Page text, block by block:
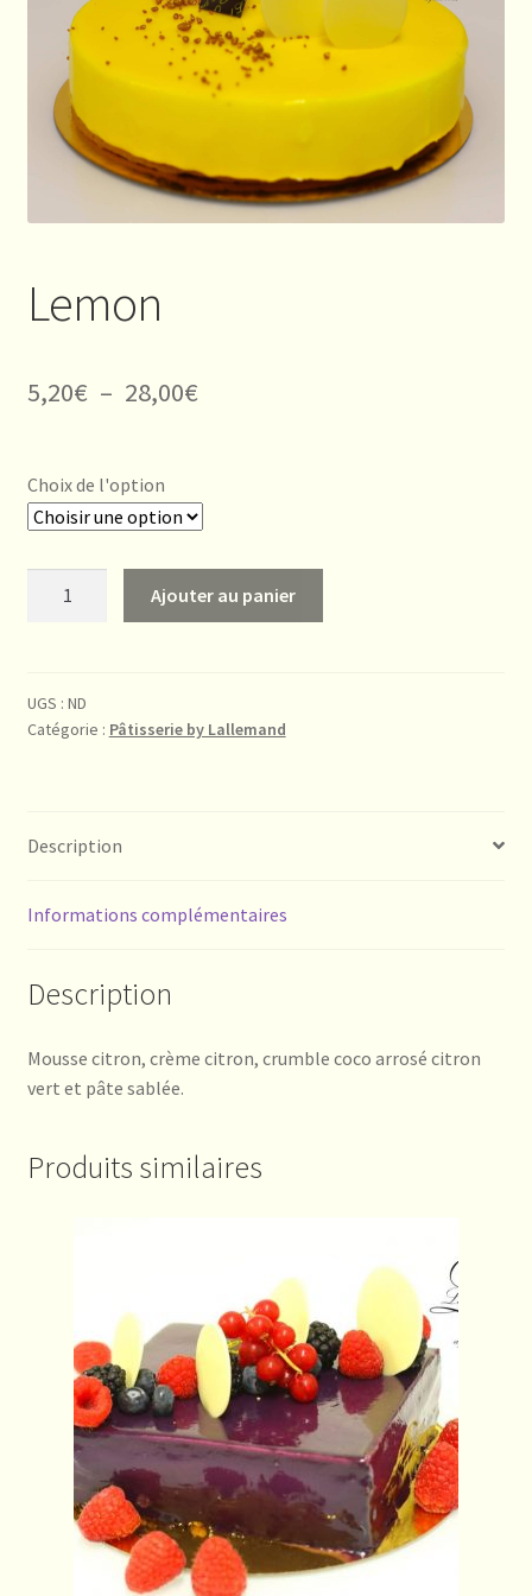
Lemon
5,20€ – 28,00€Plage
5,20€
à
28,00€
Choix de l'option
Ajouter au panier
UGS : ND
Catégorie : Pâtisserie by Lallemand
Description
Informations complémentaires
Description
Mousse citron, crème citron, crumble coco arrosé citron
vert et pâte sablée.
Produits similaires